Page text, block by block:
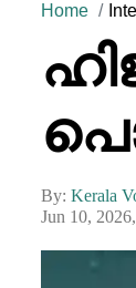
Home
By: Kerala
Jun 10,